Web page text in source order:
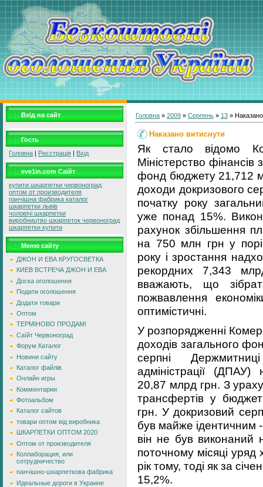
Вхід на сайт
Гость
Головна | Реєстрація | Вхід
eve1in.com Саїйт
купити шкарпетки червоноград
оптом от производителя
панчішна фабрика каталог
шкарпетки львів
чоловічі шкарпетки
виробництво шкарпеток червоноград
шкарпетки купити
Меню сайту
ДЖОН И ЕВА КРУГОСВЕТКА
КИЕВ ВСТРЕЧА ДЖОН И ЕВА
Доска оголошення
Подати оголошення
Додати товари
Оптом
ТЕРМІНОВО ПРОДАМ!
Саїйт Червоноград
Форум Каталог
Новини сайту
Каталог файлів
Онлайн игры
Комментарии
Фотоальбом
Каталог сайтов
товари оптом від виробника
ШКАРПЕТКИ ОПТОМ 2020
Оптом от производителя
Коллаборация, или
сотрудничество
панчішно-шкарпеткова фабрика
Идеальные дороги в Украине
Головна » 2009 » Серпень » 13 »
Наказано витиснути
Як стало відомо
Міністерство
фонд бюджету 21,712
доходи докризового
початку року
уже понад 15%.
рахунок збільшення
на 750 млн грн у
року і зростання
рекордних 7,343
вважають, що
пожвавлення
оптимістичні.
У розпорядженні
доходів загального
серпні
адміністрації (ДПАУ)
20,87 млрд грн. З
трансфертів у
грн. У докризовий
був майже ідентичним
він не був
поточному місяці уряд
рік тому, тоді як за
15,2%.